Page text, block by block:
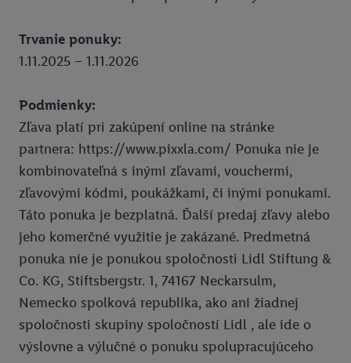
Ksebe prve sedenie
Union zľava 10 % na PZP a havarijné poistenie
Zľava 10 % na krátkodobé cestovné poistenie
Union zľava na poistenie onkologických chorôb
Zľava 10 % na celoročné cestovné poistenie
Súťaže
Click & Pick
Právne informácie
Trvanie ponuky:
1.11.2025 – 1.11.2026
Podmienky:
Zľava platí pri zakúpení online na stránke
partnera: https://www.pixxla.com/ Ponuka nie je
kombinovateľná s inými zľavami, vouchermi,
zľavovými kódmi, poukážkami, či inými ponukami.
Táto ponuka je bezplatná. Ďalší predaj zľavy alebo
jeho komerčné využitie je zakázané. Predmetná
ponuka nie je ponukou spoločnosti Lidl Stiftung &
Co. KG, Stiftsbergstr. 1, 74167 Neckarsulm,
Nemecko spolková republika, ako ani žiadnej
spoločnosti skupiny spoločností Lidl , ale ide o
výslovne a výlučné o ponuku spolupracujúceho